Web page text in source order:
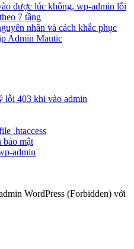
được lúc không, wp-admin lỗi
7 tầng
nhân và cách khắc phục
Admin Mautic
lỗi 403 khi vào admin
.htaccess
mật
admin
WordPress (Forbidden) với